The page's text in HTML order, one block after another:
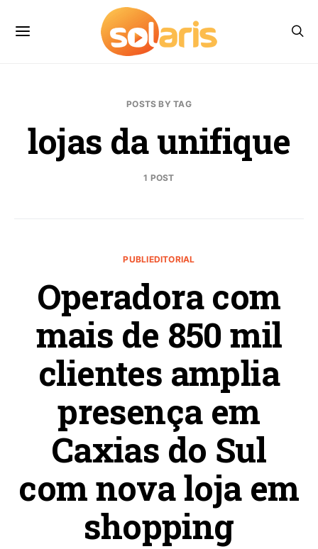
POSTS BY TAG
lojas da unifique
1 POST
PUBLIEDITORIAL
Operadora com
mais de 850 mil
clientes amplia
presença em
Caxias do Sul
com nova loja em
shopping